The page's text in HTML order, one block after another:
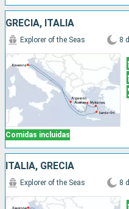
GRECIA, ITALIA
Comidas incluidas
Explorer of the Seas 8 d
ITALIA, GRECIA
Explorer of the Seas 8 d